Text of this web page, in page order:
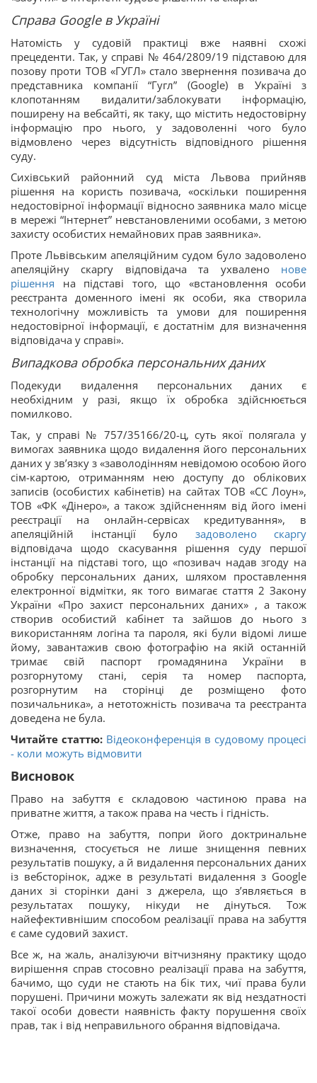
Справа Google в Україні
Натомість у судовій практиці вже наявні схожі
прецеденти. Так, у справі № 464/2809/19 підставою для
позову проти ТОВ «ГУГЛ» стало звернення позивача до
представника компанії “Гугл” (Google) в Україні з
клопотанням видалити/заблокувати інформацію,
поширену на вебсайті, як таку, що містить недостовірну
інформацію про нього, у задоволенні чого було
відмовлено через відсутність відповідного рішення
суду.
Сихівський районний суд міста Львова прийняв
рішення на користь позивача, «оскільки поширення
недостовірної інформації відносно заявника мало місце
в мережі “Інтернет” невстановленими особами, з метою
захисту особистих немайнових прав заявника».
Проте Львівським апеляційним судом було задоволено
апеляційну скаргу відповідача та ухвалено нове
рішення на підставі того, що «встановлення особи
реєстранта доменного імені як особи, яка створила
технологічну можливість та умови для поширення
недостовірної інформації, є достатнім для визначення
відповідача у справі».
Випадкова обробка персональних даних
Подекуди видалення персональних даних є
необхідним у разі, якщо їх обробка здійснюється
помилково.
Так, у справі № 757/35166/20-ц, суть якої полягала у
вимогах заявника щодо видалення його персональних
даних у зв’язку з «заволодінням невідомою особою його
сім-картою, отриманням нею доступу до облікових
записів (особистих кабінетів) на сайтах ТОВ «СС Лоун»,
ТОВ «ФК «Дінеро», а також здійсненням від його імені
реєстрації на онлайн-сервісах кредитування», в
апеляційній інстанції було задоволено скаргу
відповідача щодо скасування рішення суду першої
інстанції на підставі того, що «позивач надав згоду на
обробку персональних даних, шляхом проставлення
електронної відмітки, як того вимагає стаття 2 Закону
України «Про захист персональних даних» , а також
створив особистий кабінет та зайшов до нього з
використанням логіна та пароля, які були відомі лише
йому, завантажив свою фотографію на якій останній
тримає свій паспорт громадянина України в
розгорнутому стані, серія та номер паспорта,
розгорнутим на сторінці де розміщено фото
позичальника», а нетотожність позивача та реєстранта
доведена не була.
Читайте статтю: Відеоконференція в судовому процесі
- коли можуть відмовити
Висновок
Право на забуття є складовою частиною права на
приватне життя, а також права на честь і гідність.
Отже, право на забуття, попри його доктринальне
визначення, стосується не лише знищення певних
результатів пошуку, а й видалення персональних даних
із вебсторінок, адже в результаті видалення з Google
даних зі сторінки дані з джерела, що з’являється в
результатах пошуку, нікуди не дінуться. Тож
найефективнішим способом реалізації права на забуття
є саме судовий захист.
Все ж, на жаль, аналізуючи вітчизняну практику щодо
вирішення справ стосовно реалізації права на забуття,
бачимо, що суди не стають на бік тих, чиї права були
порушені. Причини можуть залежати як від нездатності
такої особи довести наявність факту порушення своїх
прав, так і від неправильного обрання відповідача.